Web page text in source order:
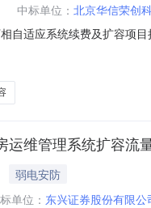
中标单位： 北京华信荣创
自适应系统续费及扩容项
扩容二、采用单一来源的
DMZ
运维管理系统扩容流
弱电安防
单位： 东兴证券股份有限公